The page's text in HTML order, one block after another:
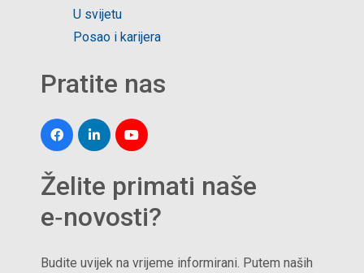
U svijetu
Posao i karijera
Pratite nas
Želite primati naše
e‑novosti?
Budite uvijek na vrijeme informirani. Putem naših